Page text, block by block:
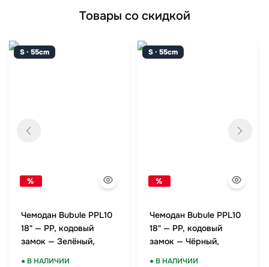
Товары со скидкой
S · 55cm
%
Чемодан Bubule PPL10
18" — PP, кодовый
замок — Зелёный,
● В НАЛИЧИИ
S · 55cm
%
Чемодан Bubule PPL10
18" — PP, кодовый
замок — Чёрный,
● В НАЛИЧИИ